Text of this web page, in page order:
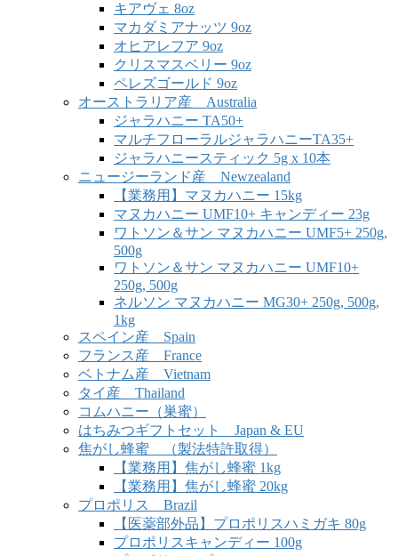
キアヴェ 8oz
マカダミアナッツ 9oz
オヒアレフア 9oz
クリスマスベリー 9oz
ペレズゴールド 9oz
オーストラリア産 Australia
ジャラハニー TA50+
マルチフローラルジャラハニーTA35+
ジャラハニースティック 5g x 10本
ニュージーランド産 Newzealand
【業務用】マヌカハニー 15kg
マヌカハニー UMF10+ キャンディー 23g
ワトソン＆サン マヌカハニー UMF5+ 250g,
500g
ワトソン＆サン マヌカハニー UMF10+
250g, 500g
ネルソン マヌカハニー MG30+ 250g, 500g,
1kg
スペイン産 Spain
フランス産 France
ベトナム産 Vietnam
タイ産 Thailand
コムハニー（巣蜜）
はちみつギフトセット Japan & EU
焦がし蜂蜜 （製法特許取得）
【業務用】焦がし蜂蜜 1kg
【業務用】焦がし蜂蜜 20kg
プロポリス Brazil
【医薬部外品】プロポリスハミガキ 80g
プロポリスキャンディー 100g